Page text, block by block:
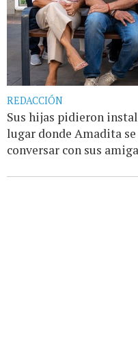
REDACCIÓN
Sus hijas pidieron
lugar donde Amadita
conversar con sus